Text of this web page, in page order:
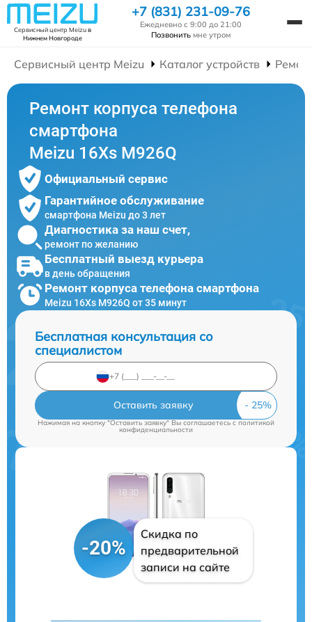
Сервисный центр Meizuв
Нижнем Новгороде
+7 (831) 231-09-76
Ежедневно с 9:00 до 21:00
Позвонить мне утром
Сервисный центр Meizu Каталог устройств
Ремонт корпуса телефона
смартфона
Meizu 16Xs M926Q
Официальный сервис
Гарантийное обслуживание
смартфона Meizu до 3 лет
Диагностика за наш счет,
ремонт по желанию
Бесплатный выезд курьера
в день обращения
Ремонт корпуса телефона смартфона
Meizu 16Xs M926Q от 35 минут
Бесплатная консультация со
специалистом
Оставить заявку
Нажимая на кнопку "Оставить заявку" Вы соглашаетесь cполитикой
конфиденциальности
-20%
Скидка по
предварительной
записи на сайте